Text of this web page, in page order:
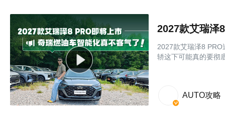
2027款艾瑞泽
2027款艾瑞泽8
轿这下可能真的要彻
AUTO攻略